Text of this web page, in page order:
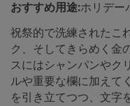
おすすめ用途:ホリデー
祝祭的で洗練されたこ
ク、そしてきらめく金
スにはシャンパンやク
ルや重要な欄に加えて
を引き立てつつ、文字